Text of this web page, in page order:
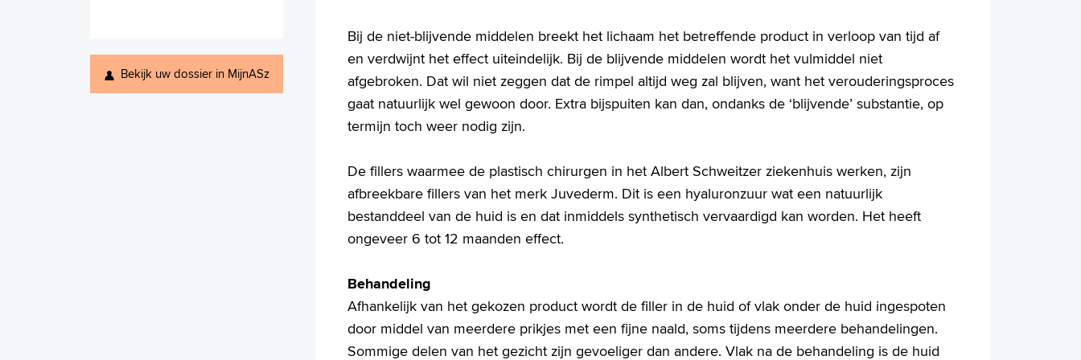
Bekijk uw dossier in MijnASz
Bij de niet-blijvende middelen breekt het lichaam het betreffende product in verloop van tijd af
en verdwijnt het effect uiteindelijk. Bij de blijvende middelen wordt het vulmiddel niet
afgebroken. Dat wil niet zeggen dat de rimpel altijd weg zal blijven, want het verouderingsproces
gaat natuurlijk wel gewoon door. Extra bijspuiten kan dan, ondanks de ‘blijvende’ substantie, op
termijn toch weer nodig zijn.
De fillers waarmee de plastisch chirurgen in het Albert Schweitzer ziekenhuis werken, zijn
afbreekbare fillers van het merk Juvederm. Dit is een hyaluronzuur wat een natuurlijk
bestanddeel van de huid is en dat inmiddels synthetisch vervaardigd kan worden. Het heeft
ongeveer 6 tot 12 maanden effect.
Behandeling
Afhankelijk van het gekozen product wordt de filler in de huid of vlak onder de huid ingespoten
door middel van meerdere prikjes met een fijne naald, soms tijdens meerdere behandelingen.
Sommige delen van het gezicht zijn gevoeliger dan andere. Vlak na de behandeling is de huid